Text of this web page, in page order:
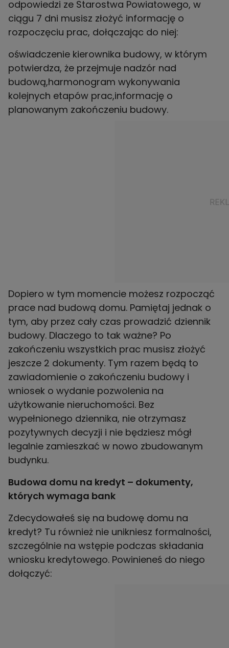
odpowiedzi ze Starostwa Powiatowego, w
ciągu 7 dni musisz złożyć informację o
rozpoczęciu prac, dołączając do niej:
oświadczenie kierownika budowy, w którym
potwierdza, że przejmuje nadzór nad
budową,harmonogram wykonywania
kolejnych etapów prac,informację o
planowanym zakończeniu budowy.
Dopiero w tym momencie możesz rozpocząć
prace nad budową domu. Pamiętaj jednak o
tym, aby przez cały czas prowadzić dziennik
budowy. Dlaczego to tak ważne? Po
zakończeniu wszystkich prac musisz złożyć
jeszcze 2 dokumenty. Tym razem będą to
zawiadomienie o zakończeniu budowy i
wniosek o wydanie pozwolenia na
użytkowanie nieruchomości. Bez
wypełnionego dziennika, nie otrzymasz
pozytywnych decyzji i nie będziesz mógł
legalnie zamieszkać w nowo zbudowanym
budynku.
Budowa domu na kredyt – dokumenty,
których wymaga bank
Zdecydowałeś się na budowę domu na
kredyt? Tu również nie unikniesz formalności,
szczególnie na wstępie podczas składania
wniosku kredytowego. Powinieneś do niego
dołączyć: